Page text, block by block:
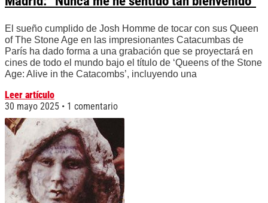
El sueño cumplido de Josh Homme de tocar con sus Queen
of The Stone Age en las impresionantes Catacumbas de
París ha dado forma a una grabación que se proyectará en
cines de todo el mundo bajo el título de ‘Queens of the Stone
Age: Alive in the Catacombs’, incluyendo una
Leer artículo
30 mayo 2025
1 comentario